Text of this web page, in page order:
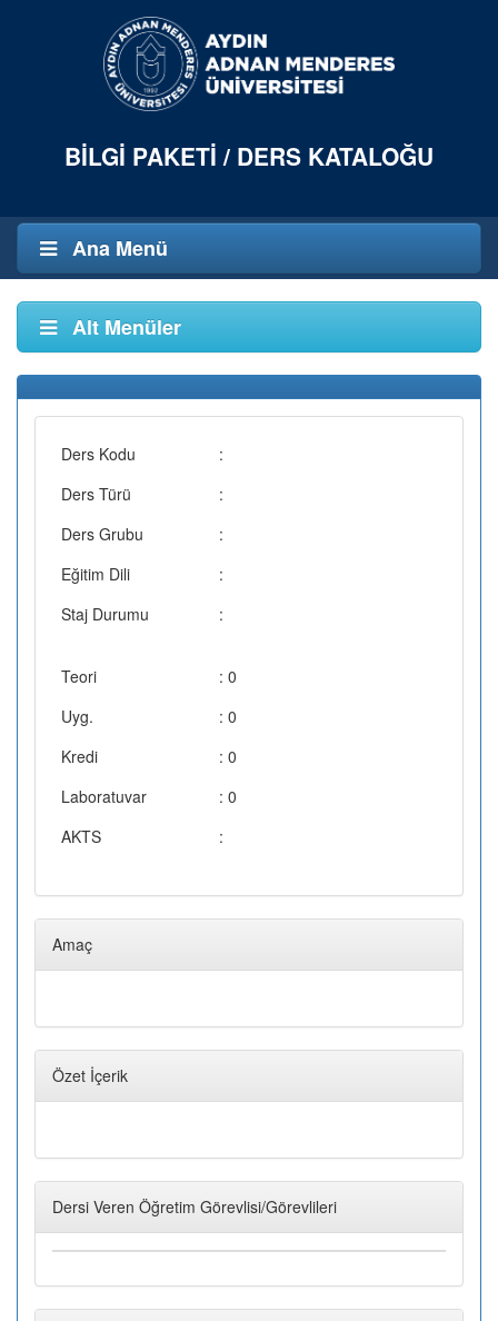
BILGI PAKETI / DERS KATALOĞU
Ana Menü
Alt Menüler
Ders Kodu
:
Ders Türü
:
Ders Grubu
:
Eğitim Dili
:
Staj Durumu
:
Teori
: 0
Uyg.
: 0
Kredi
: 0
Laboratuvar
: 0
AKTS
:
Amaç
Özet İçerik
Dersi Veren Öğretim Görevlisi/Görevlileri